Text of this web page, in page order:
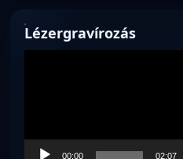
Lézergravírozás
00:00 02:07